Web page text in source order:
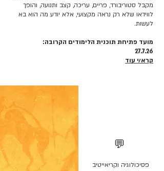
מקבל סטוריבורד, פריים, עריכה, קצב ותנועה, והופך
לווידאו שלא רק נראה מקצועי, אלא יודע מה הוא בא
לעשות.
מועד פתיחת תוכנית הלימודים הקרובה:
27.7.26
קרא/י עוד
💬
פסיכולוגיה וקריאייטיב